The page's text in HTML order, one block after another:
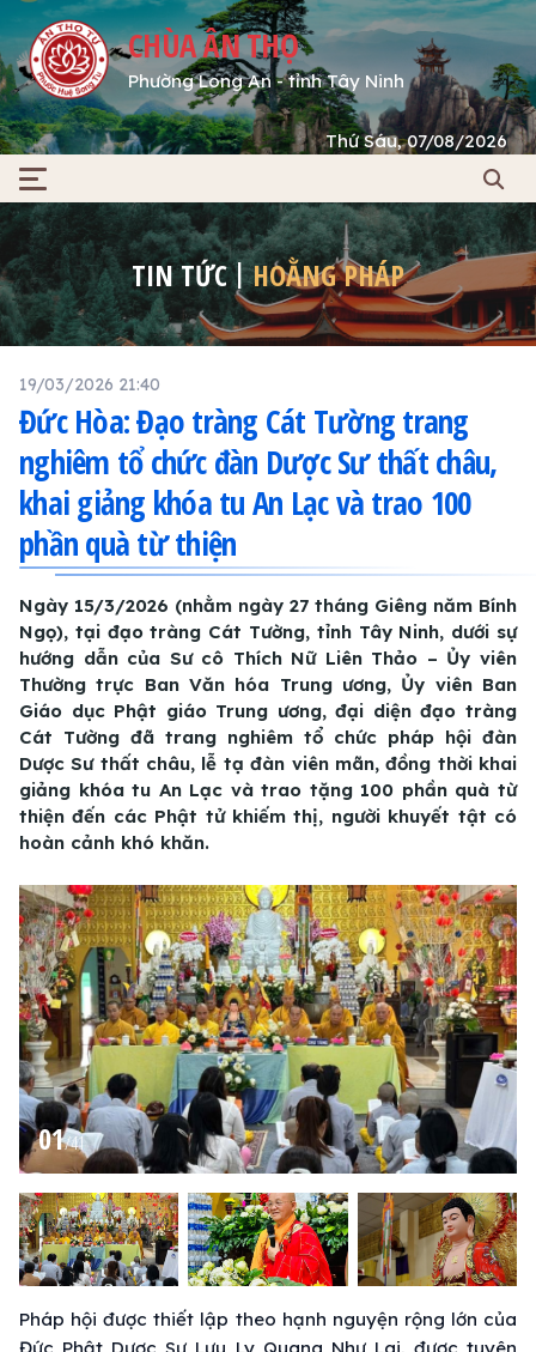
CHÙA ÂN THỌ
Phường Long An - tỉnh Tây Ninh
Thứ Sáu, 07/08/2026
TIN TỨC HOẰNG PHÁP
19/03/2026 21:40
Đức Hòa: Đạo tràng Cát Tường trang
nghiêm tổ chức đàn Dược Sư thất châu,
khai giảng khóa tu An Lạc và trao 100
phần quà từ thiện
Ngày 15/3/2026 (nhằm ngày 27 tháng Giêng năm Bính
Ngọ), tại đạo tràng Cát Tường, tỉnh Tây Ninh, dưới sự
hướng dẫn của Sư cô Thích Nữ Liên Thảo – Ủy viên
Thường trực Ban Văn hóa Trung ương, Ủy viên Ban
Giáo dục Phật giáo Trung ương, đại diện đạo tràng
Cát Tường đã trang nghiêm tổ chức pháp hội đàn
Dược Sư thất châu, lễ tạ đàn viên mãn, đồng thời khai
giảng khóa tu An Lạc và trao tặng 100 phần quà từ
thiện đến các Phật tử khiếm thị, người khuyết tật có
hoàn cảnh khó khăn.
01/41
Pháp hội được thiết lập theo hạnh nguyện rộng lớn của
Đức Phật Dược Sư Lưu Ly Quang Như Lai, được tuyên